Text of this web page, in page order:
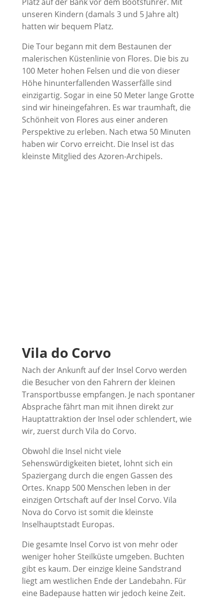
unseren Kindern (damals 3 und 5 Jahre alt)
hatten wir bequem Platz.
Die Tour begann mit dem Bestaunen der
malerischen Küstenlinie von Flores. Die bis zu
100 Meter hohen Felsen und die von dieser
Höhe hinunterfallenden Wasserfälle sind
einzigartig. Sogar in eine 50 Meter lange Grotte
sind wir hineingefahren. Es war traumhaft, die
Schönheit von Flores aus einer anderen
Perspektive zu erleben. Nach etwa 50 Minuten
haben wir Corvo erreicht. Die Insel ist das
kleinste Mitglied des Azoren-Archipels.
Vila do Corvo
Nach der Ankunft auf der Insel Corvo werden
die Besucher von den Fahrern der kleinen
Transportbusse empfangen. Je nach spontaner
Absprache fährt man mit ihnen direkt zur
Hauptattraktion der Insel oder schlendert, wie
wir, zuerst durch Vila do Corvo.
Obwohl die Insel nicht viele
Sehenswürdigkeiten bietet, lohnt sich ein
Spaziergang durch die engen Gassen des
Ortes. Knapp 500 Menschen leben in der
einzigen Ortschaft auf der Insel Corvo. Vila
Nova do Corvo ist somit die kleinste
Inselhauptstadt Europas.
Die gesamte Insel Corvo ist von mehr oder
weniger hoher Steilküste umgeben. Buchten
gibt es kaum. Der einzige kleine Sandstrand
liegt am westlichen Ende der Landebahn. Für
eine Badepause hatten wir jedoch keine Zeit.